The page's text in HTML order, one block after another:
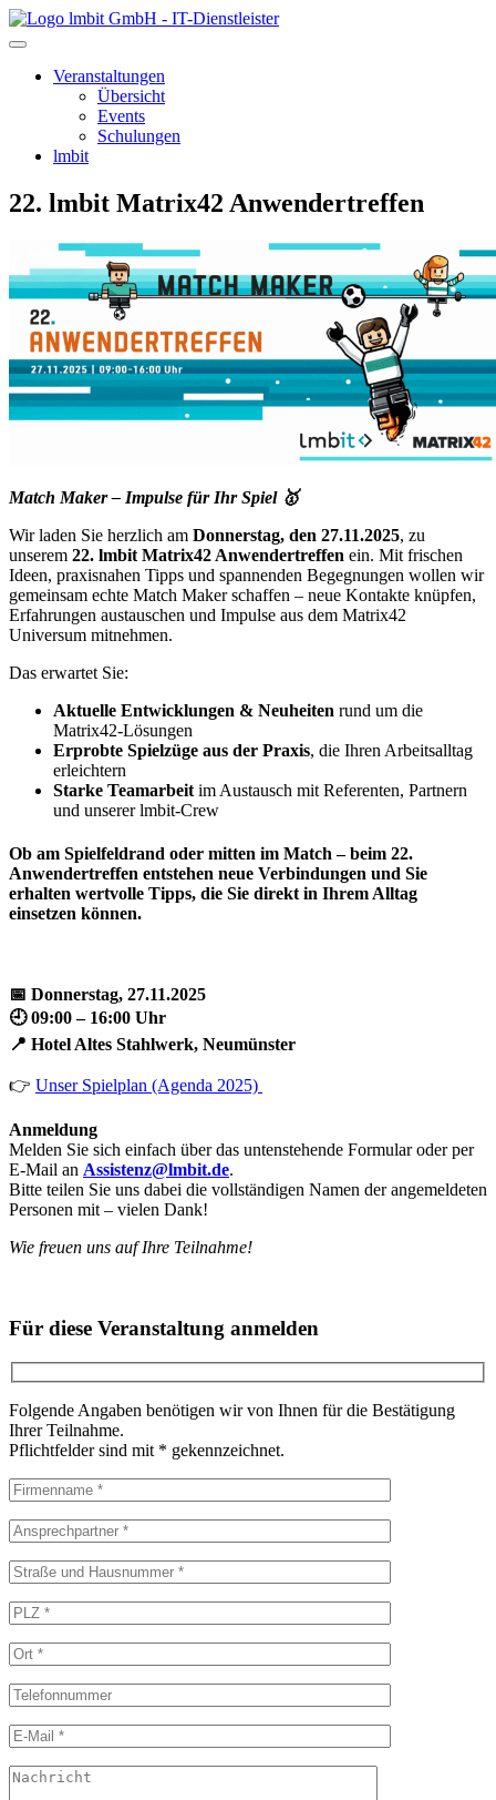
lmbit GmbH - IT-Dienstleister
Veranstaltungen
Übersicht
Events
Schulungen
lmbit
22. lmbit Matrix42 Anwendertreffen
Match Maker – Impulse für Ihr Spiel 🥇
Wir laden Sie herzlich am Donnerstag, den 27.11.2025, zu
unserem 22. lmbit Matrix42 Anwendertreffen ein. Mit frischen
Ideen, praxisnahen Tipps und spannenden Begegnungen wollen wir
gemeinsam echte Match Maker schaffen – neue Kontakte knüpfen,
Erfahrungen austauschen und Impulse aus dem Matrix42
Universum mitnehmen.
Das erwartet Sie:
Aktuelle Entwicklungen & Neuheiten rund um die
Matrix42-Lösungen
Erprobte Spielzüge aus der Praxis, die Ihren Arbeitsalltag
erleichtern
Starke Teamarbeit im Austausch mit Referenten, Partnern
und unserer lmbit-Crew
Ob am Spielfeldrand oder mitten im Match – beim 22.
Anwendertreffen entstehen neue Verbindungen und Sie
erhalten wertvolle Tipps, die Sie direkt in Ihrem Alltag
einsetzen können.
📅 Donnerstag, 27.11.2025
🕘 09:00 – 16:00 Uhr
📍 Hotel Altes Stahlwerk, Neumünster
👉 Unser Spielplan (Agenda 2025)
Anmeldung
Melden Sie sich einfach über das untenstehende Formular oder per
E-Mail an Assistenz@lmbit.de.
Bitte teilen Sie uns dabei die vollständigen Namen der angemeldeten
Personen mit – vielen Dank!
Wie freuen uns auf Ihre Teilnahme!
Für diese Veranstaltung anmelden
Folgende Angaben benötigen wir von Ihnen für die Bestätigung
Ihrer Teilnahme.
Pflichtfelder sind mit * gekennzeichnet.